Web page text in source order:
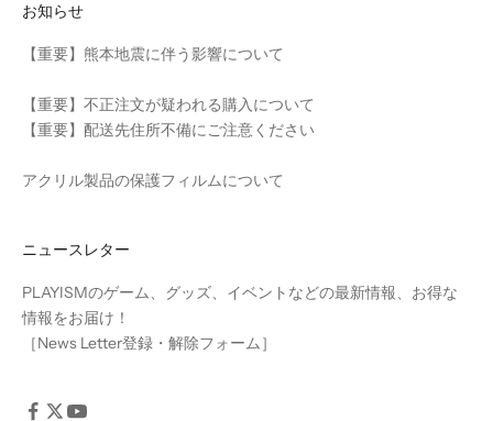
お知らせ
【重要】熊本地震に伴う影響について
【重要】不正注文が疑われる購入について
【重要】配送先住所不備にご注意ください
アクリル製品の保護フィルムについて
ニュースレター
PLAYISMのゲーム、グッズ、イベントなどの最新情報、お得な
情報をお届け！
［News Letter登録・解除フォーム］